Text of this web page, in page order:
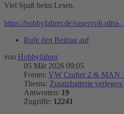
Viel Spaß beim Lesen.
https://hobbyfahrer.de/supervolt-ultra-
Rufe den Beitrag auf
von Hobbyfahrer
05 Mär 2026 09:05
Forum: VW Crafter 2 & MAN
Thema: Zusatzbatterie
Antworten: 19
Zugriffe: 12241